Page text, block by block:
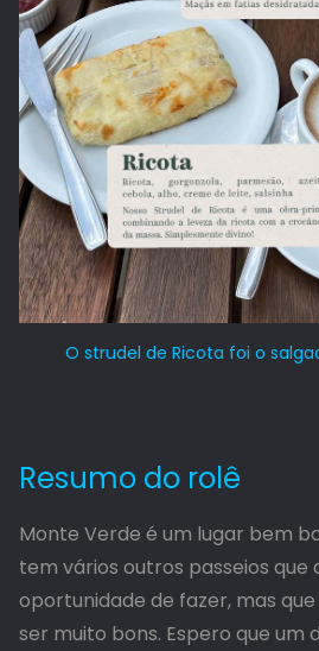
O strudel de Ricota foi o
Resumo do rolê
Monte Verde é um lugar bem
tem vários outros passeios que
oportunidade de fazer, mas
ser muito bons. Espero que um